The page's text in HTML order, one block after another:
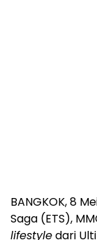
BANGKOK,8
Saga (ETS),
lifestyledari